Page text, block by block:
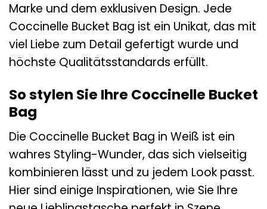
Marke und dem exklusiven Design. Jede
Coccinelle Bucket Bag ist ein Unikat, das mit
viel Liebe zum Detail gefertigt wurde und
höchste Qualitätsstandards erfüllt.
So stylen Sie Ihre Coccinelle Bucket
Bag
Die Coccinelle Bucket Bag in Weiß ist ein
wahres Styling-Wunder, das sich vielseitig
kombinieren lässt und zu jedem Look passt.
Hier sind einige Inspirationen, wie Sie Ihre